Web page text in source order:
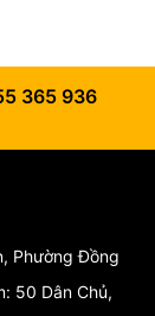
365 936
Phường Đồng
50 Dân Chủ,